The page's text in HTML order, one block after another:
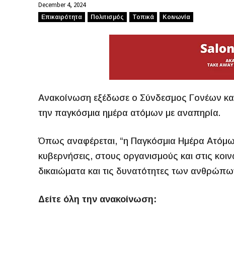
December 4, 2024
Επικαιρότητα Πολιτισμός Τοπικά Κοινωνία
Ανακοίνωση εξέδωσε ο Σύνδεσμος Γονέων
την παγκόσμια ημέρα ατόμων με αναπηρία.
Όπως αναφέρεται, “η Παγκόσμια Ημέρα
κυβερνήσεις, στους οργανισμούς και στις
δικαιώματα και τις δυνατότητες των
Δείτε όλη την ανακοίνωση: